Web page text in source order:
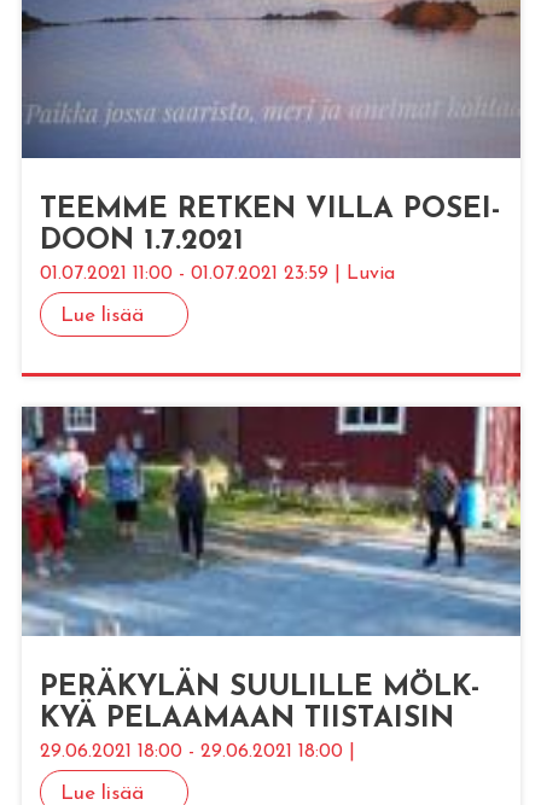
TEEM­ME RET­KEN VILLA PO­SEI­
DOON 1.7.2021
01.07.2021 11:00 - 01.07.2021 23:59 | Luvia
Lue lisää
PE­RÄ­KY­LÄN SUU­LIL­LE MÖLK­
KYÄ PE­LAA­MAAN TIIS­TAI­SIN
29.06.2021 18:00 - 29.06.2021 18:00 |
Lue lisää